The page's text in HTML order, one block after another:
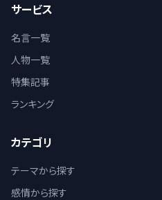
サービス
名言一覧
人物一覧
特集記事
ランキング
カテゴリ
テーマから探す
感情から探す